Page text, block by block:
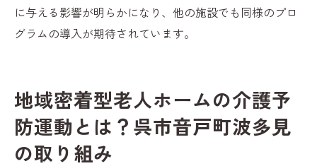
に与える影響が明らかになり、他の施設でも同様のプロ
グラムの導入が期待されています。
地域密着型老人ホームの介護予
防運動とは？呉市音戸町波多見
の取り組み